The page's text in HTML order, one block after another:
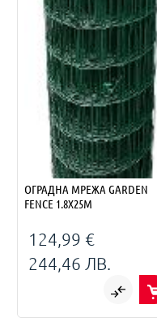
ОГРАДНА МРЕЖА GARDEN
FENCE 1.8X25M
124,99 €
244,46 ЛВ.